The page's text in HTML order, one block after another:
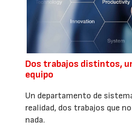
Dos trabajos distintos,
equipo
Un departamento de
realidad, dos trabajos que
nada.